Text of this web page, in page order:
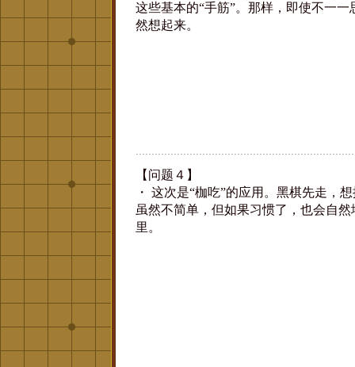
这些基本的“手筋”。那样，即使不一一
然想起来。
【问题４】
・ 这次是“枷吃”的应用。黑棋先走，
虽然不简单，但如果习惯了，也会自然
里。